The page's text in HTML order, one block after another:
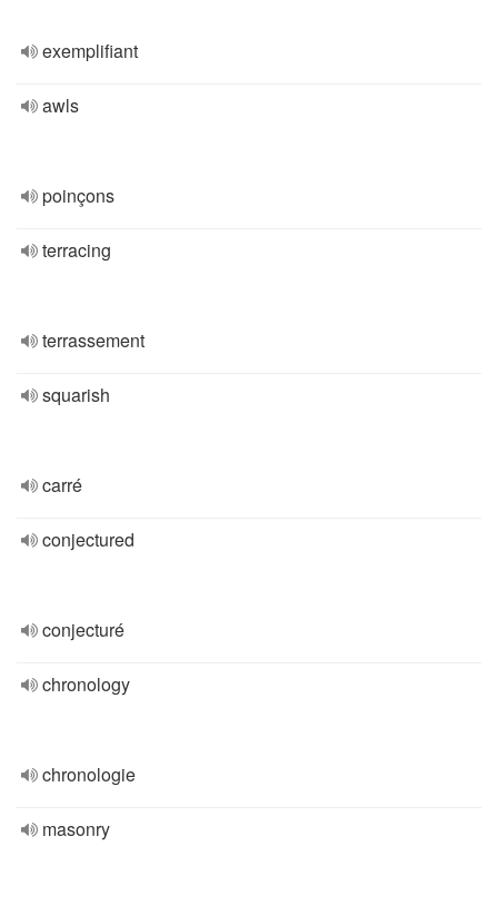
exemplifiant
awls
poinçons
terracing
terrassement
squarish
carré
conjectured
conjecturé
chronology
chronologie
masonry